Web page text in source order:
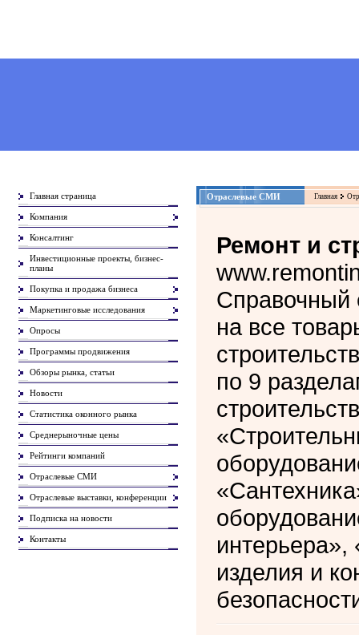
Главная страница
Компания
Консалтинг
Инвестиционные проекты, бизнес-
планы
Покупка и продажа бизнеса
Маркетинговые исследования
Опросы
Программы продвижения
Обзоры рынка, статьи
Новости
Статистика оконного рынка
Среднерыночные цены
Рейтинги компаний
Отраслевые СМИ
Отраслевые выставки, конференции
Подписка на новости
Контакты
Отраслевые СМИ Главная
Ремонт и
Справочный
на все
по 9
интерьера»,
изделия и